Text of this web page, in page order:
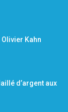
Kahn
d’argent aux